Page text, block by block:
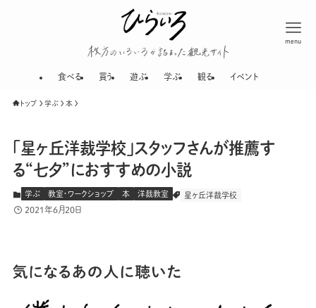
menu
食べる 買う 遊ぶ 学ぶ 観る イベント
トップ 学ぶ 本
「星ヶ丘洋裁学校」スタッフさんが推薦す
る“七夕”におすすめの小説
学ぶ 教室・ワークショップ 本 洋裁教室 星ヶ丘洋裁学校
2021年6月20日